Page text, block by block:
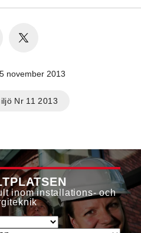
november 2013
Nr 11 2013
inom installations- och